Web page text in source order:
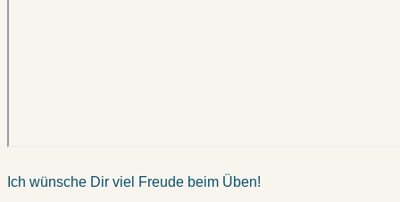
Ich wünsche Dir viel Freude beim Üben!